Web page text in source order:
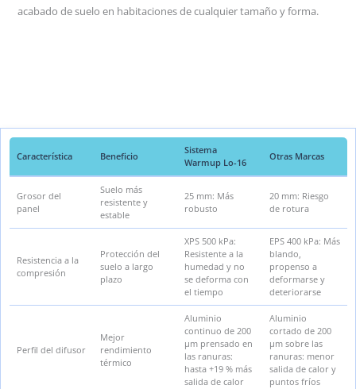
acabado de suelo en habitaciones de cualquier tamaño y forma.
Característica Beneficio
Sistema
Warmup Lo-16
Otras Marcas
Grosor del
panel
Suelo más
resistente y
estable
25 mm: Más
robusto
20 mm: Riesgo
de rotura
Resistencia a la
compresión
Protección del
suelo a largo
plazo
XPS 500 kPa:
Resistente a la
humedad y no
se deforma con
el tiempo
EPS 400 kPa: Más
blando,
propenso a
deformarse y
deteriorarse
Perfil del difusor
Mejor
rendimiento
térmico
Aluminio
continuo de 200
µm prensado en
las ranuras:
hasta +19 % más
salida de calor
Aluminio
cortado de 200
µm sobre las
ranuras: menor
salida de calor y
puntos fríos